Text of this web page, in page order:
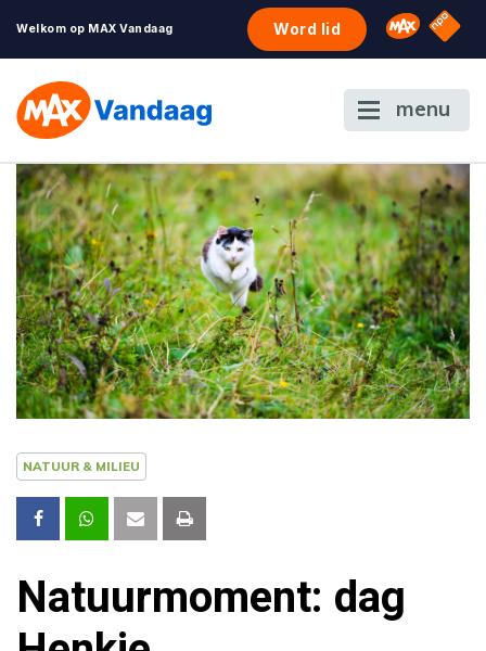
Welkom op MAX Vandaag Word lid Omroep
NPO
menu
NATUUR & MILIEU
Natuurmoment: dag